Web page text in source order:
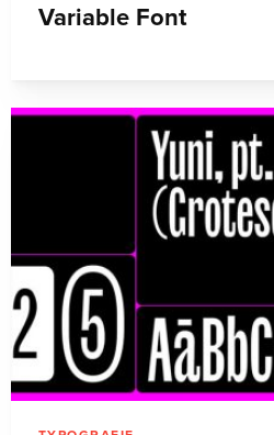
Variable Font